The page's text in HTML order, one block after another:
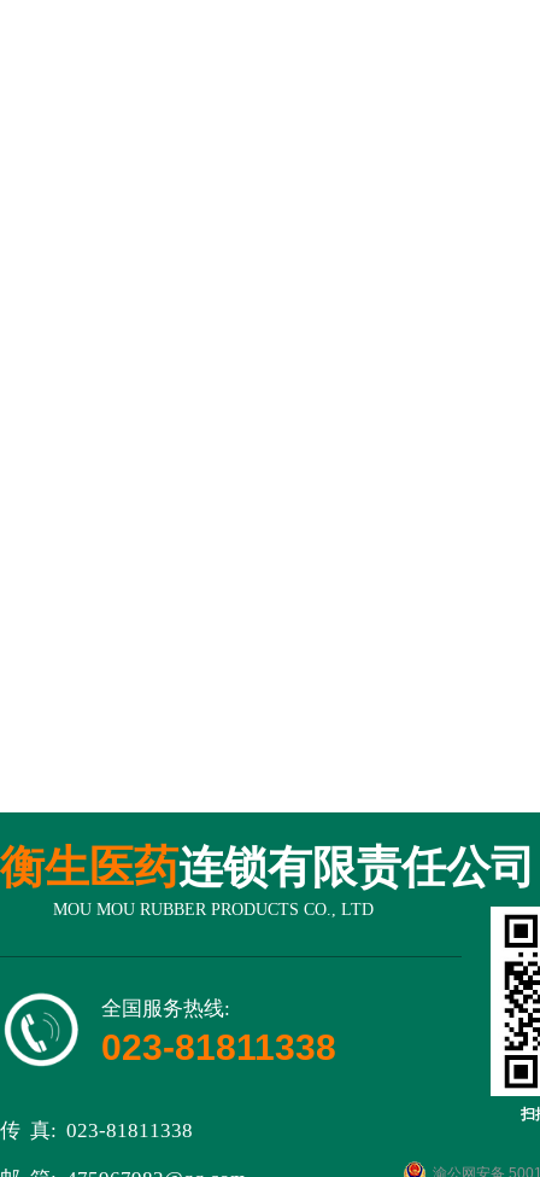
渝公网安备
衡生医药连锁有限责任公司
MOU MOU RUBBER PRODUCTS CO., LTD
全国服务热线:
023-81811338
传 真: 023-81811338
扫